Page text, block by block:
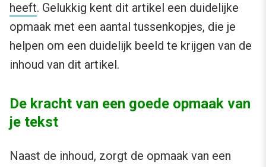
heeft. Gelukkig kent dit artikel een duidelijke
opmaak met een aantal tussenkopjes, die je
helpen om een duidelijk beeld te krijgen van de
inhoud van dit artikel.
De kracht van een goede opmaak van
je tekst
Naast de inhoud, zorgt de opmaak van een